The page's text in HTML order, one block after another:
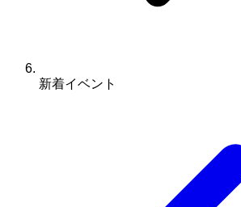
新着イベント